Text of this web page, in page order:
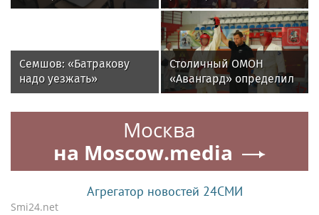
осенью продлятся
всероссийском
фестивале «Крылья
детства»
Семшов: «Батракову
надо уезжать»
Столичный ОМОН
«Авангард» определил
лучших в рукопашном
бою
Москва
на Moscow.media
Агрегатор новостей 24СМИ
Smi24.net